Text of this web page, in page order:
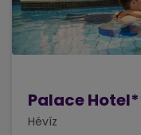
Palace
Hévíz